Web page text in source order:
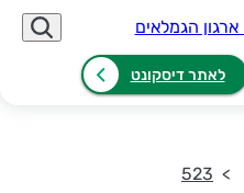
לאתר דיסקונט
523